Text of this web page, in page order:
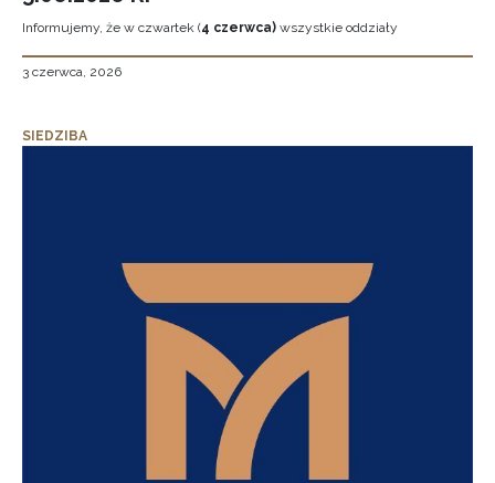
Informujemy, że w czwartek (4 czerwca) wszystkie oddziały
3 czerwca, 2026
SIEDZIBA